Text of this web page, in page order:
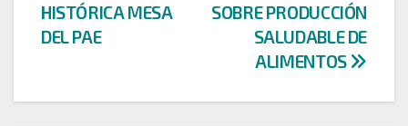
SOBRE PRODUCCIÓN
SALUDABLE DE
ALIMENTOS
HISTÓRICA MESA
DEL PAE